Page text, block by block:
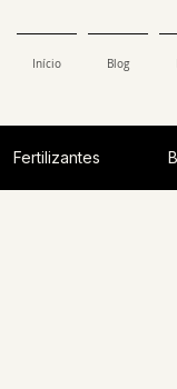
Início Blog
Fertilizantes